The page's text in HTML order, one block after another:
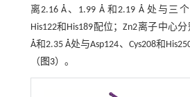
离2.16 Å、1.99 Å 和2.19 Å 处与三
His122和His189配位；Zn2离子中心
Å和2.35 Å处与Asp124、Cys208和
（ 图3）。